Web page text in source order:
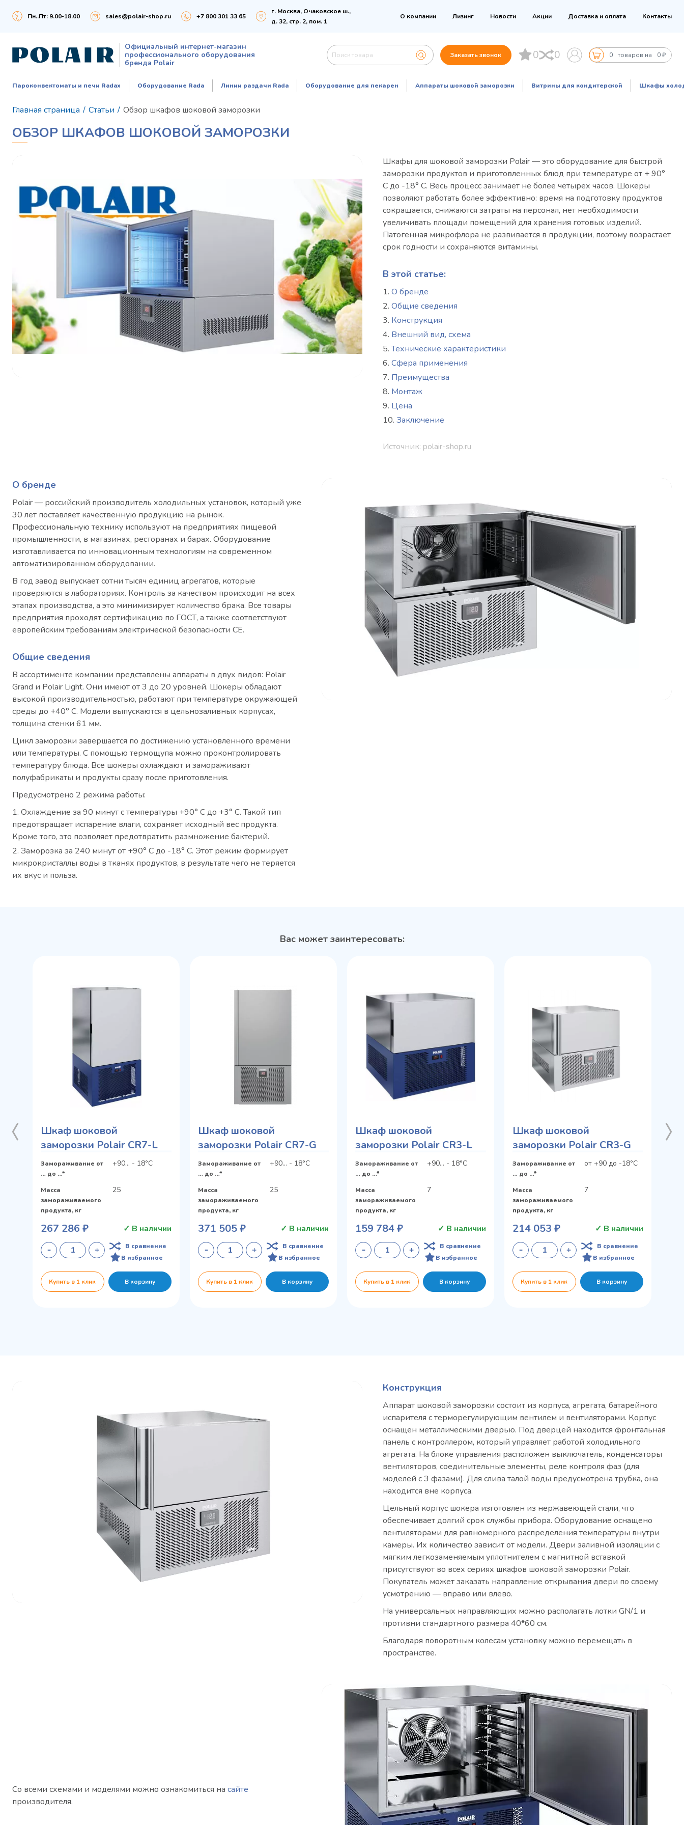
Пн..Пт: 9.00-18.00 sales@polair-shop.ru +7 800 301 33 65
г. Москва, Очаковское ш.,
д. 32, стр. 2, пом. 1
О компании Лизинг Новости Акции Доставка и оплата Контакты
Официальный интернет-магазин
профессионального оборудования
бренда Polair
Заказать звонок 0 0 0 товаров на 0 ₽
Пароконвектоматы и печи Radax Оборудование Rada Линии раздачи Rada Оборудование для пекарен Аппараты шоковой заморозки Витрины для кондитерской Шкафы
Главная страница / Статьи / Обзор шкафов шоковой заморозки
ОБЗОР ШКАФОВ ШОКОВОЙ ЗАМОРОЗКИ
Шкафы для шоковой заморозки Polair — это оборудование для быстрой
заморозки продуктов и приготовленных блюд при температуре от + 90°
С до -18° С. Весь процесс занимает не более четырех часов. Шокеры
позволяют работать более эффективно: время на подготовку продуктов
сокращается, снижаются затраты на персонал, нет необходимости
увеличивать площади помещений для хранения готовых изделий.
Патогенная микрофлора не развивается в продукции, поэтому возрастает
срок годности и сохраняются витамины.
В этой статье:
О бренде
Общие сведения
Конструкция
Внешний вид, схема
Технические характеристики
Сфера применения
Преимущества
Монтаж
Цена
Заключение
Источник: polair-shop.ru
О бренде
Polair — российский производитель холодильных установок, который уже
30 лет поставляет качественную продукцию на рынок.
Профессиональную технику используют на предприятиях пищевой
промышленности, в магазинах, ресторанах и барах. Оборудование
изготавливается по инновационным технологиям на современном
автоматизированном оборудовании.
В год завод выпускает сотни тысяч единиц агрегатов, которые
проверяются в лабораториях. Контроль за качеством происходит на всех
этапах производства, а это минимизирует количество брака. Все товары
предприятия проходят сертификацию по ГОСТ, а также соответствуют
европейским требованиям электрической безопасности CE.
Общие сведения
В ассортименте компании представлены аппараты в двух видов: Polair
Grand и Polair Light. Они имеют от 3 до 20 уровней. Шокеры обладают
высокой производительностью, работают при температуре окружающей
среды до +40° С. Модели выпускаются в цельнозаливных корпусах,
толщина стенки 61 мм.
Цикл заморозки завершается по достижению установленного времени
или температуры. С помощью термощупа можно проконтролировать
температуру блюда. Все шокеры охлаждают и замораживают
полуфабрикаты и продукты сразу после приготовления.
Предусмотрено 2 режима работы:
Охлаждение за 90 минут с температуры +90° С до +3° С. Такой тип
предотвращает испарение влаги, сохраняет исходный вес продукта.
Кроме того, это позволяет предотвратить размножение бактерий.
Заморозка за 240 минут от +90° С до -18° С. Этот режим формирует
микрокристаллы воды в тканях продуктов, в результате чего не теряется
их вкус и польза.
Вас может заинтересовать:
Шкаф шоковой
заморозки Polair CR7-L
Замораживание от
… до …*
+90... - 18°С
Масса
замораживаемого
продукта, кг
25
267 286 ₽ ✓ В наличии
В сравнение
В избранное
Купить в 1 клик В корзину
Шкаф шоковой
заморозки Polair CR7-G
Замораживание от
… до …*
+90... - 18°С
Масса
замораживаемого
продукта, кг
25
371 505 ₽ ✓ В наличии
В сравнение
В избранное
Купить в 1 клик В корзину
Шкаф шоковой
заморозки Polair CR3-L
Замораживание от
… до …*
+90... - 18°С
Масса
замораживаемого
продукта, кг
7
159 784 ₽ ✓ В наличии
В сравнение
В избранное
Купить в 1 клик В корзину
Шкаф шоковой
заморозки Polair CR3-G
Замораживание от
… до …*
от +90 до -18°С
Масса
замораживаемого
продукта, кг
7
214 053 ₽ ✓ В наличии
В сравнение
В избранное
Купить в 1 клик В корзину
Конструкция
Аппарат шоковой заморозки состоит из корпуса, агрегата, батарейного
испарителя с терморегулирующим вентилем и вентиляторами. Корпус
оснащен металлическими дверью. Под дверцей находится фронтальная
панель с контроллером, который управляет работой холодильного
агрегата. На блоке управления расположен выключатель, конденсаторы
вентиляторов, соединительные элементы, реле контроля фаз (для
моделей с 3 фазами). Для слива талой воды предусмотрена трубка, она
находится вне корпуса.
Цельный корпус шокера изготовлен из нержавеющей стали, что
обеспечивает долгий срок службы прибора. Оборудование оснащено
вентиляторами для равномерного распределения температуры внутри
камеры. Их количество зависит от модели. Двери заливной изоляции с
мягким легкозаменяемым уплотнителем с магнитной вставкой
присутствуют во всех сериях шкафов шоковой заморозки Polair.
Покупатель может заказать направление открывания двери по своему
усмотрению — вправо или влево.
На универсальных направляющих можно располагать лотки GN/1 и
противни стандартного размера 40*60 см.
Благодаря поворотным колесам установку можно перемещать в
пространстве.
Со всеми схемами и моделями можно ознакомиться на сайте
производителя.